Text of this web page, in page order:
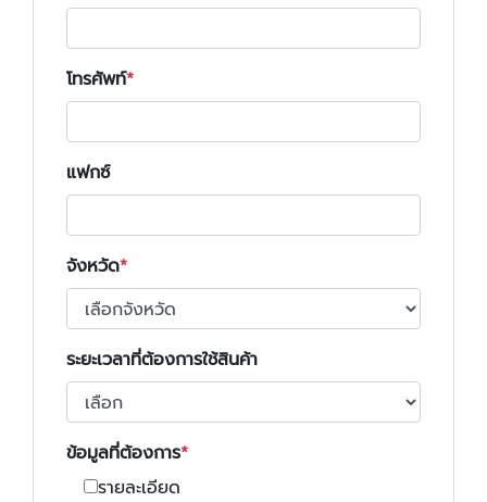
โทรศัพท์
แฟกซ์
จังหวัด
ระยะเวลาที่ต้องการใช้สินค้า
ข้อมูลที่ต้องการ
รายละเอียด